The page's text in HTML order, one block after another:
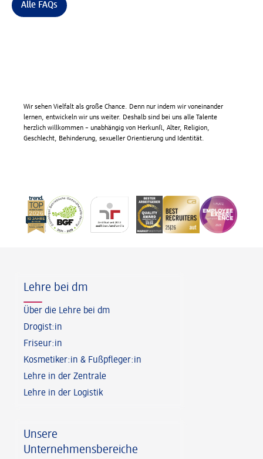
Alle FAQs
Wir sehen Vielfalt als große Chance. Denn nur indem wir voneinander
lernen, entwickeln wir uns weiter. Deshalb sind bei uns alle Talente
herzlich willkommen – unabhängig von Herkunft, Alter, Religion,
Geschlecht, Behinderung, sexueller Orientierung und Identität.
Lehre bei dm
Über die Lehre bei dm
Drogist:in
Friseur:in
Kosmetiker:in & Fußpfleger:in
Lehre in der Zentrale
Lehre in der Logistik
Unsere
Unternehmensbereiche